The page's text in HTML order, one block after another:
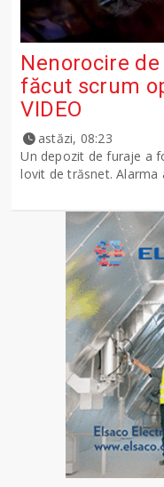
Nenorocire
făcut scrum
VIDEO
astăzi, 08:23
Un depozit de furaje a
lovit de trăsnet. Alarma